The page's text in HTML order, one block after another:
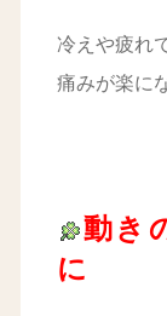
冷えや疲れ
痛みが楽に
動き
に